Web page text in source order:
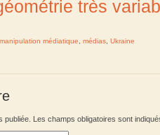
très
manipulation médiatique médias Ukraine
publiée. Les champs obligatoires sont